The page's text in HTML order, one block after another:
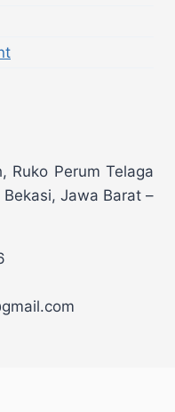
Ruko Perum Telaga
Bekasi, Jawa Barat –